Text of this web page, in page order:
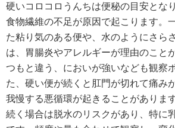
硬いコロコロうんちは便秘の目安とな
食物繊維の不足が原因で起こります。
た粘り気のある便や、水のようにさら
は、胃腸炎やアレルギーが理由のこと
つもと違う、においが強いなども観察
た、硬い便が続くと肛門が切れて痛み
我慢する悪循環が起きることがありま
続く場合は脱水のリスクがあり、特に